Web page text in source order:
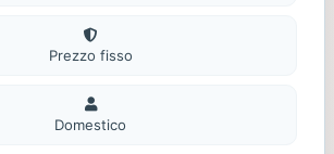
Prezzo fisso
Domestico
Domestico